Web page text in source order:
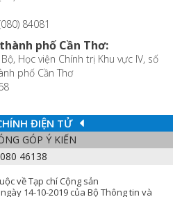
84081
phố Cần Thơ:
Học viện Chính trị Khu vực IV, số
phố Cần Thơ
ĐIỆN TỬ
GÓP Ý KIẾN
46138
về Tạp chí Cộng sản
14-10-2019 của Bộ Thông tin và